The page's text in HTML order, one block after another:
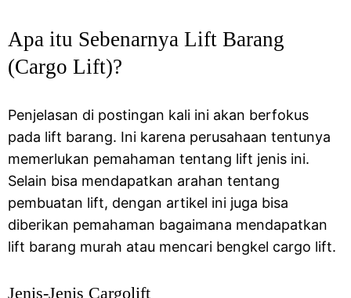
Apa itu Sebenarnya Lift Barang
(Cargo Lift)?
Penjelasan di postingan kali ini akan berfokus
pada lift barang. Ini karena perusahaan tentunya
memerlukan pemahaman tentang lift jenis ini.
Selain bisa mendapatkan arahan tentang
pembuatan lift, dengan artikel ini juga bisa
diberikan pemahaman bagaimana mendapatkan
lift barang murah atau mencari bengkel cargo lift.
Jenis-Jenis Cargolift